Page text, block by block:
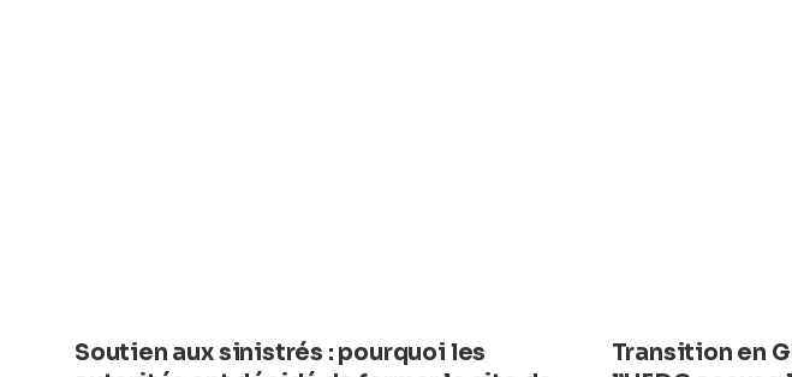
Soutien aux sinistrés : pourquoi les
Transition en